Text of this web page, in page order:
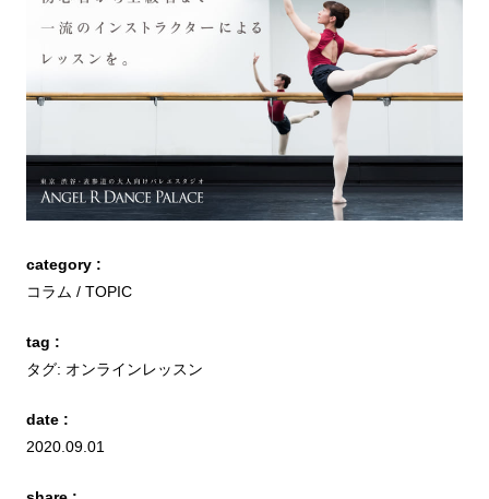
category :
コラム
TOPIC
tag :
タグ: オンラインレッスン
date :
2020.09.01